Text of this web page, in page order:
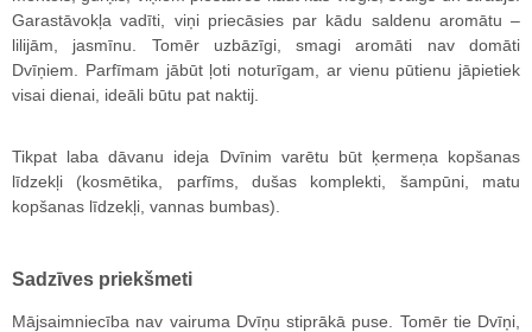
Garastāvokļa vadīti, viņi priecāsies par kādu saldenu aromātu –
lilijām, jasmīnu. Tomēr uzbāzīgi, smagi aromāti nav domāti
Dvīņiem. Parfīmam jābūt ļoti noturīgam, ar vienu pūtienu jāpietiek
visai dienai, ideāli būtu pat naktij.
Tikpat laba dāvanu ideja Dvīnim varētu būt ķermeņa kopšanas
līdzekļi (kosmētika, parfīms, dušas komplekti, šampūni, matu
kopšanas līdzekļi, vannas bumbas).
Sadzīves priekšmeti
Mājsaimniecība nav vairuma Dvīņu stiprākā puse. Tomēr tie Dvīņi,